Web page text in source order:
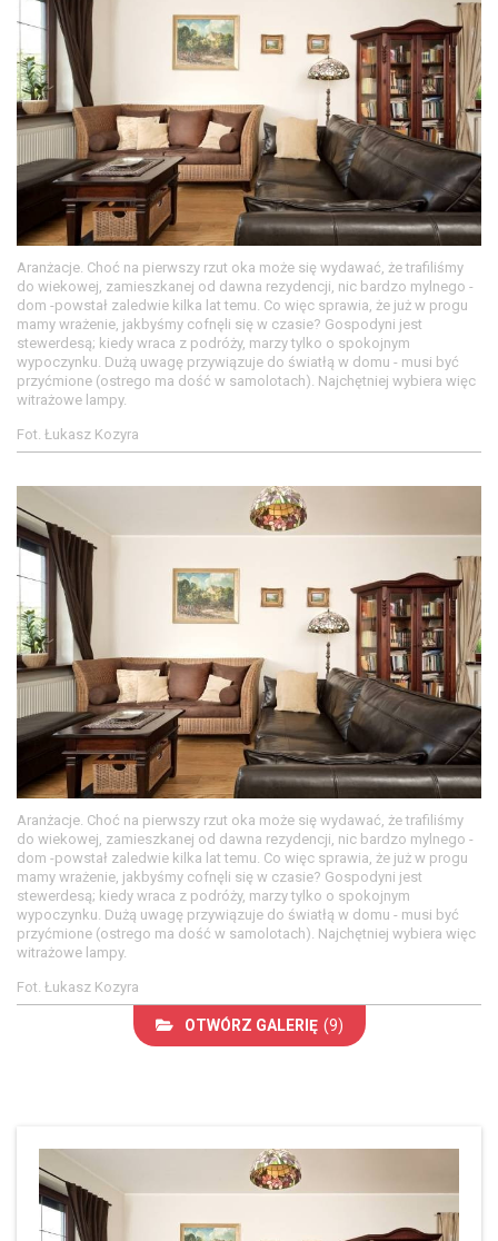
Aranżacje. Choć na pierwszy rzut oka może się wydawać, że trafiliśmy
do wiekowej, zamieszkanej od dawna rezydencji, nic bardzo mylnego -
dom -powstał zaledwie kilka lat temu. Co więc sprawia, że już w progu
mamy wrażenie, jakbyśmy cofnęli się w czasie? Gospodyni jest
stewerdesą; kiedy wraca z podróży, marzy tylko o spokojnym
wypoczynku. Dużą uwagę przywiązuje do światłą w domu - musi być
przyćmione (ostrego ma dość w samolotach). Najchętniej wybiera więc
witrażowe lampy.
Fot. Łukasz Kozyra
Aranżacje. Choć na pierwszy rzut oka może się wydawać, że trafiliśmy
do wiekowej, zamieszkanej od dawna rezydencji, nic bardzo mylnego -
dom -powstał zaledwie kilka lat temu. Co więc sprawia, że już w progu
mamy wrażenie, jakbyśmy cofnęli się w czasie? Gospodyni jest
stewerdesą; kiedy wraca z podróży, marzy tylko o spokojnym
wypoczynku. Dużą uwagę przywiązuje do światłą w domu - musi być
przyćmione (ostrego ma dość w samolotach). Najchętniej wybiera więc
witrażowe lampy.
Fot. Łukasz Kozyra
OTWÓRZ GALERIĘ (9)